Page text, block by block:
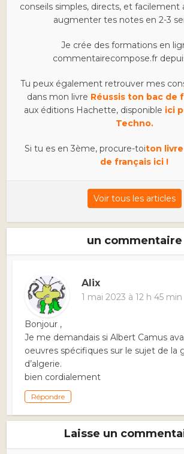
conseils simples, directs, et facilement
augmenter tes notes en 2-3
Je crée des formations en
commentairecompose.fr
Tu peux également retrouver mes
dans mon livre Réussis ton bac de
aux éditions Hachette, disponible ici
Techno.
Si tu es en 3ème, procure-toiton
de français ici !
Voir tous les articles
un commentaire
Alix
1 mai 2023 à 12 h 45 min
Bonjour ,
Je me demandais si Albert Camus
oeuvres spécifiques sur le sujet de la
d’algerie.
bien cordialement
Répondre
Laisse un